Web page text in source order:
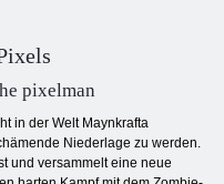
pixelman
in der Welt Maynkrafta
Niederlage zu werden.
und versammelt eine neue